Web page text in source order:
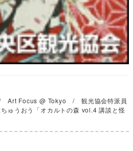
Art Focus @ Tokyo / 観光協会特派員
うおう「オカルトの森 vol.4 講談と怪